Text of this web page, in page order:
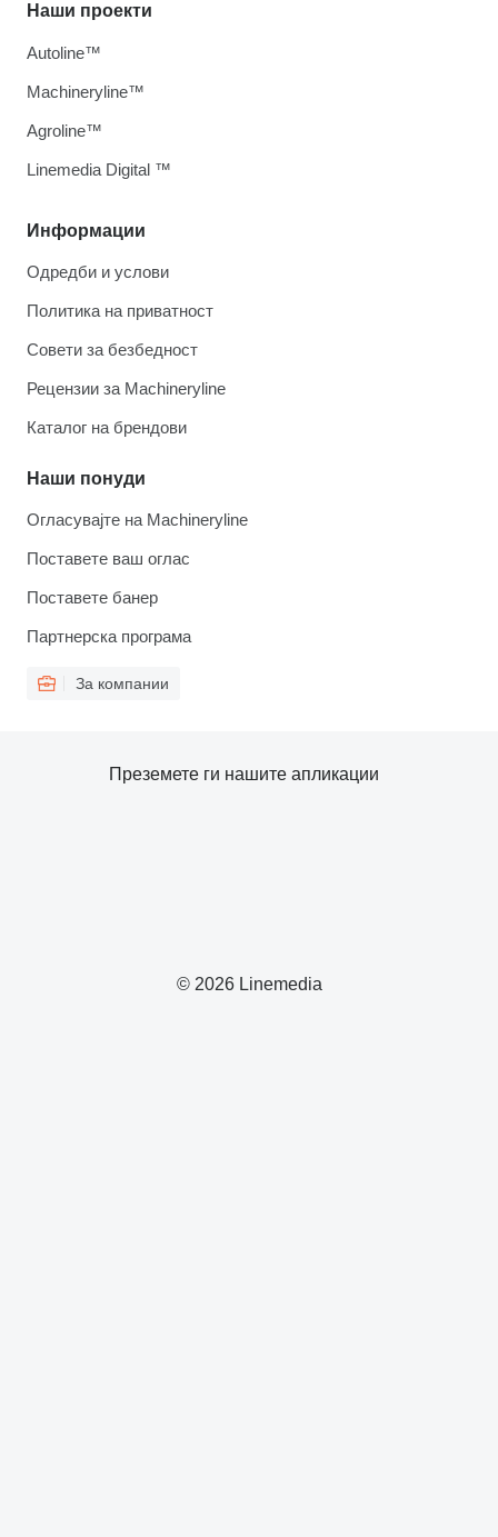
Информации
Одредби и услови
Политика на приватност
Совети за безбедност
Рецензии за Machineryline
Каталог на брендови
Наши понуди
Огласувајте на Machineryline
Поставете ваш оглас
Поставете банер
Партнерска програма
За компании
Наши проекти
Autoline™
Machineryline™
Agroline™
Linemedia Digital ™
© 2026 Linemedia
Преземете ги нашите апликации